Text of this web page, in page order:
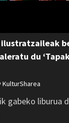
du
KulturSharea
gabeko liburua